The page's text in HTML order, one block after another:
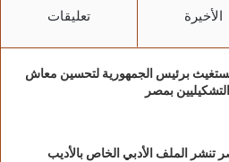
الأخيرة تعليقات
تستغيث برئيس الجمهورية لتحسين معاش
التشكيليين بمصر
تنشر الملف الأدبي الخاص بالأديب